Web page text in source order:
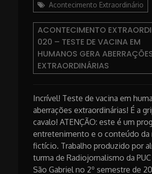
Acontecimento Extraordinário
ACONTECIMENTO
020 – TESTE DE VACINA EM
HUMANOS GERA
EXTRAORDINÁRIAS
Incrível! Teste de vacina em
aberrações extraordinárias! É a
cavalo! ATENÇÃO: este é um
entretenimento e o conteúdo da
fictício. Trabalho produzido por
turma de Radiojornalismo da
São Gabriel no 2º semestre de